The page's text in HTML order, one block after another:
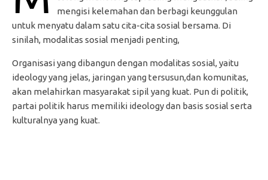
mengisi kelemahan dan berbagi keunggulan
untuk menyatu dalam satu cita-cita sosial bersama. Di
sinilah, modalitas sosial menjadi penting,
Organisasi yang dibangun dengan modalitas sosial, yaitu
ideology yang jelas, jaringan yang tersusun,dan komunitas,
akan melahirkan masyarakat sipil yang kuat. Pun di politik,
partai politik harus memiliki ideology dan basis sosial serta
kulturalnya yang kuat.